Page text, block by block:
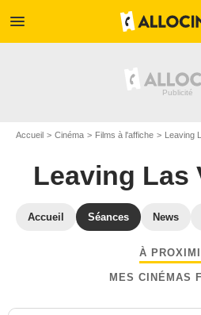
menu
Accueil Cinéma Films à l'affiche Leaving
Leaving Las
Accueil Séances News
À
MES CINÉMAS